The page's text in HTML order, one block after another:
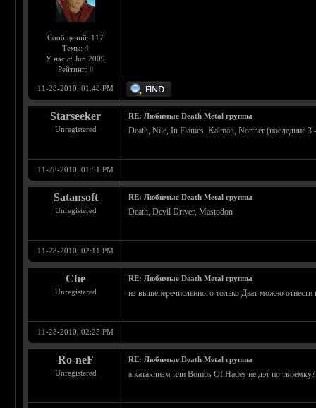
Сообщений: 117
Темы: 4
У нас с: Jun 2009
Рейтинг: 0
11-28-2010, 01:48 PM
Starseeker
Unregistered
RE: Любимые Death Metal группы
Death, Nile, In Flames, Kalmah, Norther (последние 3
11-28-2010, 01:51 PM
Satansoft
Unregistered
RE: Любимые Death Metal группы
Death, Devil Driver, Mastodon
11-28-2010, 02:11 PM
Che
Unregistered
RE: Любимые Death Metal группы
из вышеперечисленного только Даат можно отнести
11-28-2010, 02:25 PM
Ro-neF
Unregistered
RE: Любимые Death Metal группы
а катаклизм или Bombs Of Hades не дэт по